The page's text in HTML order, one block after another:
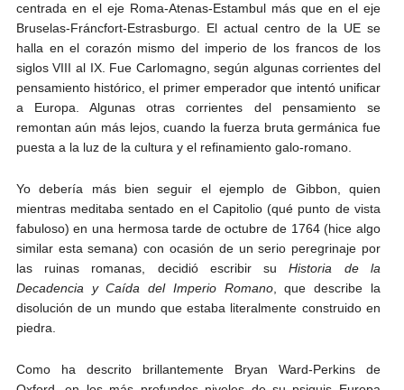
centrada en el eje Roma-Atenas-Estambul más que en el eje
Bruselas-Fráncfort-Estrasburgo. El actual centro de la UE se
halla en el corazón mismo del imperio de los francos de los
siglos VIII al IX. Fue Carlomagno, según algunas corrientes del
pensamiento histórico, el primer emperador que intentó unificar
a Europa. Algunas otras corrientes del pensamiento se
remontan aún más lejos, cuando la fuerza bruta germánica fue
puesta a la luz de la cultura y el refinamiento galo-romano.
Yo debería más bien seguir el ejemplo de Gibbon, quien
mientras meditaba sentado en el Capitolio (qué punto de vista
fabuloso) en una hermosa tarde de octubre de 1764 (hice algo
similar esta semana) con ocasión de un serio peregrinaje por
las ruinas romanas, decidió escribir suHistoria de la
Decadencia y Caída del Imperio Romano, que describe la
disolución de un mundo que estaba literalmente construido en
piedra.
Como ha descrito brillantemente Bryan Ward-Perkins de